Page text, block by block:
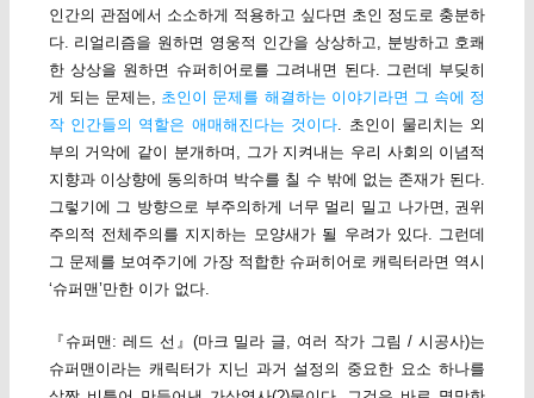
인간의 관점에서 소소하게 적용하고 싶다면 초인 정도로 충분하
다. 리얼리즘을 원하면 영웅적 인간을 상상하고, 분방하고 호쾌
한 상상을 원하면 슈퍼히어로를 그려내면 된다. 그런데 부딪히
게 되는 문제는, 초인이 문제를 해결하는 이야기라면 그 속에 정
작 인간들의 역할은 애매해진다는 것이다. 초인이 물리치는 외
부의 거악에 같이 분개하며, 그가 지켜내는 우리 사회의 이념적
지향과 이상향에 동의하며 박수를 칠 수 밖에 없는 존재가 된다.
그렇기에 그 방향으로 부주의하게 너무 멀리 밀고 나가면, 권위
주의적 전체주의를 지지하는 모양새가 될 우려가 있다. 그런데
그 문제를 보여주기에 가장 적합한 슈퍼히어로 캐릭터라면 역시
‘슈퍼맨’만한 이가 없다.
『슈퍼맨: 레드 선』(마크 밀라 글, 여러 작가 그림 / 시공사)는
슈퍼맨이라는 캐릭터가 지닌 과거 설정의 중요한 요소 하나를